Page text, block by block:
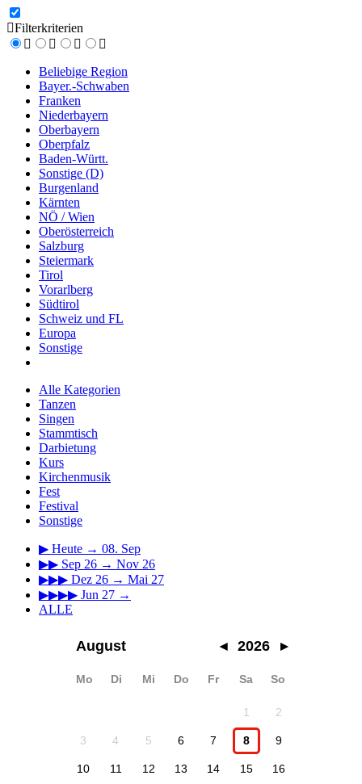
Filterkriterien
Beliebige Region
Bayer.-Schwaben
Franken
Niederbayern
Oberbayern
Oberpfalz
Baden-Württ.
Sonstige (D)
Burgenland
Kärnten
NÖ / Wien
Oberösterreich
Salzburg
Steiermark
Tirol
Vorarlberg
Südtirol
Schweiz und FL
Europa
Sonstige
Alle Kategorien
Tanzen
Singen
Stammtisch
Darbietung
Kurs
Kirchenmusik
Fest
Festival
Sonstige
▶ Heute → 08. Sep
▶▶ Sep 26 → Nov 26
▶▶▶ Dez 26 → Mai 27
▶▶▶▶ Jun 27 →
ALLE
August ◂ 2026 ▸
Mo Di Mi Do Fr Sa So
1 2
3 4 5 6 7 8 9
10 11 12 13 14 15 16